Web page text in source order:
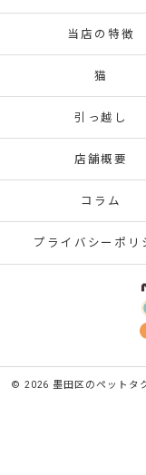
当店の特徴
猫
引っ越し
店舗概要
コラム
プライバシーポリ
© 2026 墨田区のペットタ